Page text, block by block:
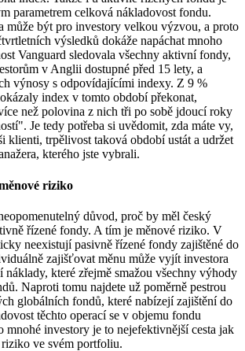
parametrem celková nákladovost fondu.
může být pro investory velkou výzvou, a proto
výsledků dokáže napáchat mnoho
Vanguard sledovala všechny aktivní fondy,
v Anglii dostupné před 15 lety, a
výnosy s odpovídajícími indexy. Z 9 %
index v tomto období překonat,
než polovina z nich tři po sobě jdoucí roky
Je tedy potřeba si uvědomit, zda máte vy,
klienti, trpělivost taková období ustát a udržet
kterého jste vybrali.
riziko
důvod, proč by měl český
řízené fondy. A tím je měnové riziko. V
neexistují pasivně řízené fondy zajištěné do
zajišťovat měnu může vyjít investora
náklady, které zřejmě smažou všechny výhody
Naproti tomu najdete už poměrně pestrou
globálních fondů, které nabízejí zajištění do
těchto operací se v objemu fondu
mnohé investory je to nejefektivnější cesta jak
ve svém portfoliu.